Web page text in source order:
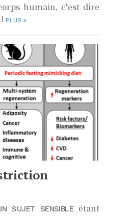
humain, c'est dire
PLUS »
SUJET SENSIBLEétant